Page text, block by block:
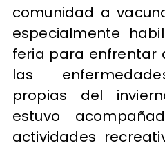
comunidad a
especialmente
feria para enfrentar
las
propias del
estuvo
actividades